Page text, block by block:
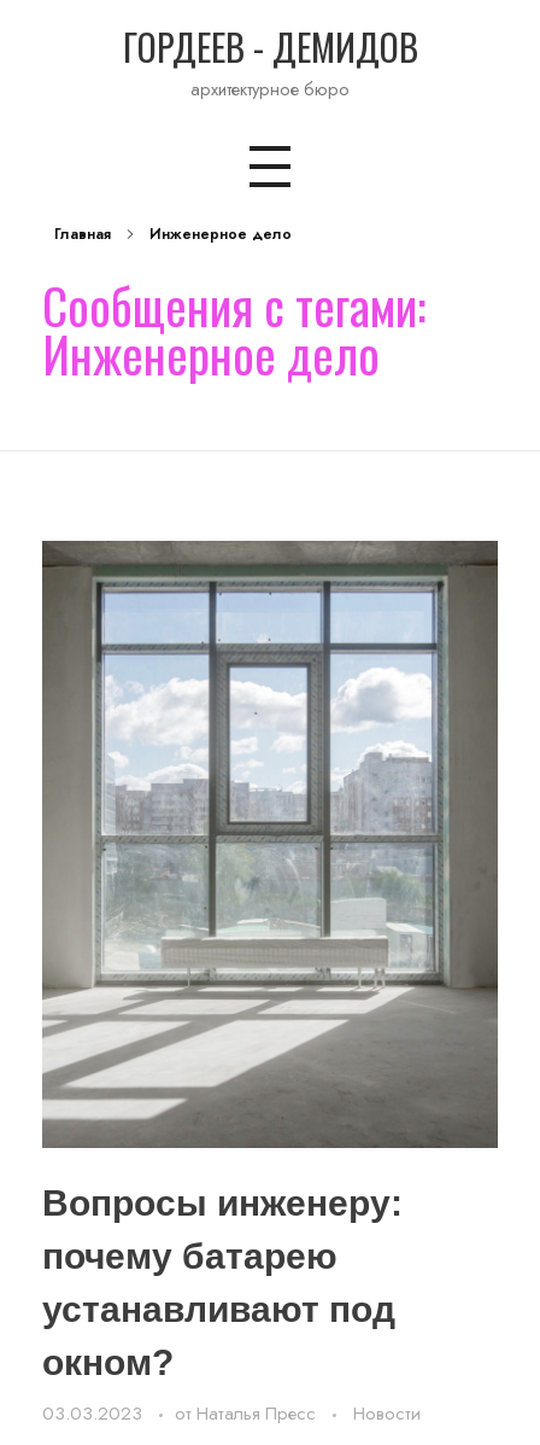
ГОРДЕЕВ - ДЕМИДОВ
архитектурное бюро
Главная Инженерное дело
Сообщения с тегами:
Инженерное дело
Вопросы инженеру:
почему батарею
устанавливают под
окном?
03.03.2023 от Наталья Пресс Новости